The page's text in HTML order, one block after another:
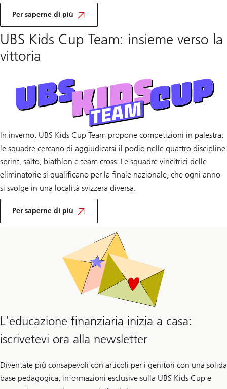
Per saperne di più
Informazioni
su
Cup
UBS Kids Cup Team: insieme verso la
vittoria
In inverno, UBS Kids Cup Team propone competizioni in palestra:
le squadre cercano di aggiudicarsi il podio nelle quattro discipline
sprint, salto, biathlon e team cross. Le squadre vincitrici delle
eliminatorie si qualificano per la finale nazionale, che ogni anno
si svolge in una località svizzera diversa.
Per saperne di più
Informazioni
sulla
L’educazione finanziaria inizia a casa:
iscrivetevi ora alla newsletter
Diventate più consapevoli con articoli per i genitori con una solida
base pedagogica, informazioni esclusive sulla UBS Kids Cup e